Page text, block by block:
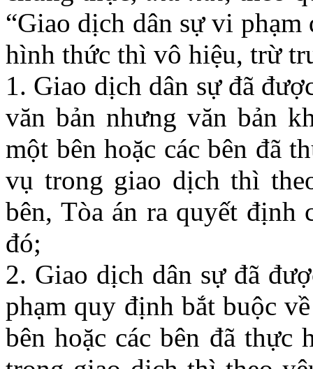
“Giao dịch dân sự vi
hình thức thì vô hiệu, trừ
1. Giao dịch dân sự đã
văn bản nhưng văn bản
một bên hoặc các bên đã
vụ trong giao dịch thì
bên, Tòa án ra quyết định
đó;
2. Giao dịch dân sự đã
phạm quy định bắt buộc
bên hoặc các bên đã thực